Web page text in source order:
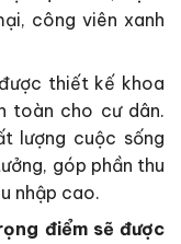
công viên xanh
thiết kế khoa
toàn cho cư dân.
lượng cuộc sống
góp phần thu
nhập cao.
điểm sẽ được